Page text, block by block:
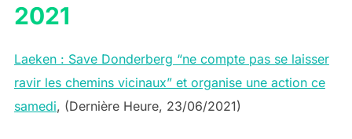
2021
Laeken : Save Donderberg “ne compte pas se laisser
ravir les chemins vicinaux” et organise une action ce
samedi, (Dernière Heure, 23/06/2021)